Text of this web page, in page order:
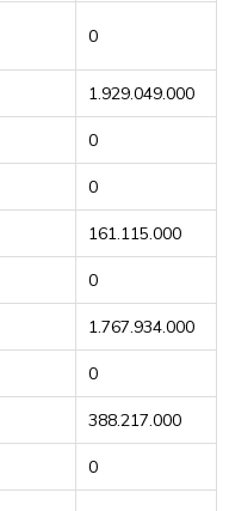
0
1.929.049.000
0
0
161.115.000
0
1.767.934.000
0
388.217.000
0